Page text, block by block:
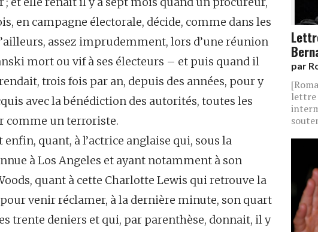
en campagne électorale, décide, comme dans les
assez imprudemment, lors d’une réunion
mort ou vif à ses électeurs – et puis quand il
trois fois par an, depuis des années, pour y
avec la bénédiction des autorités, toutes les
comme un terroriste.
quant, à l’actrice anglaise qui, sous la
à Los Angeles et ayant notamment à son
quant à cette Charlotte Lewis qui retrouve la
venir réclamer, à la dernière minute, son quart
trente deniers et qui, par parenthèse, donnait, il y
par
lettre